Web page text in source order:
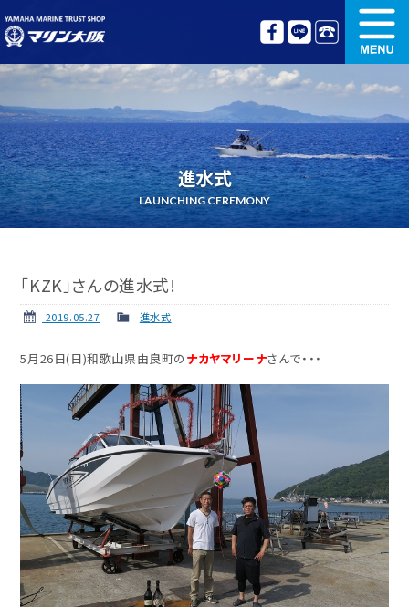
中古艇情報
オリジナル艤装 ボート免許講習
更新講習 クルージング情報
進水式
LAUNCHING CEREMONY
「KZK」さんの進水式!
2019.05.27 進水式
5月26日(日)和歌山県由良町の ナカヤマリーナさんで・・・